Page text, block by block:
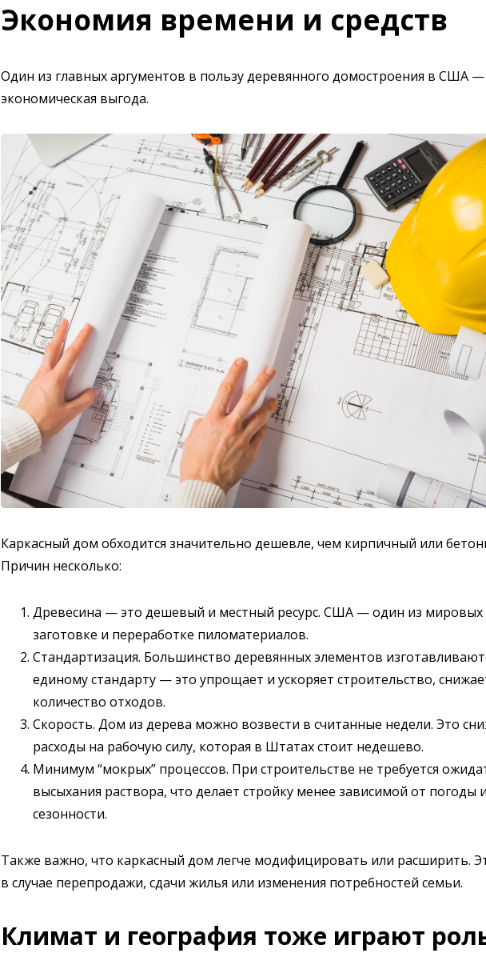
Экономия времени и средств
Один из главных аргументов в пользу деревянного домостроения в США —
экономическая выгода.
Каркасный дом обходится значительно дешевле, чем кирпичный или
Причин несколько:
Древесина — это дешевый и местный ресурс. США — один из мировых
заготовке и переработке пиломатериалов.
Стандартизация. Большинство деревянных элементов
единому стандарту — это упрощает и ускоряет строительство,
количество отходов.
Скорость. Дом из дерева можно возвести в считанные недели. Это
расходы на рабочую силу, которая в Штатах стоит недешево.
Минимум “мокрых” процессов. При строительстве не требуется
высыхания раствора, что делает стройку менее зависимой от погоды и
сезонности.
Также важно, что каркасный дом легче модифицировать или расширить.
в случае перепродажи, сдачи жилья или изменения потребностей семьи.
Климат и география тоже играют